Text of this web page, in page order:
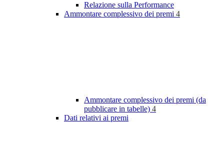
Relazione sulla Performance
Ammontare complessivo dei premi 4
Ammontare complessivo dei premi (da
pubblicare in tabelle) 4
Dati relativi ai premi